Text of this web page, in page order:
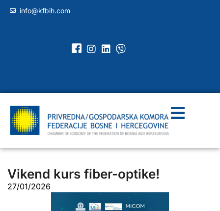
info@kfbih.com
Vikend kurs fiber-optike!
27/01/2026